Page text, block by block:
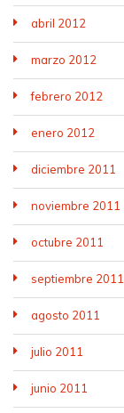
abril 2012
marzo 2012
febrero 2012
enero 2012
diciembre 2011
noviembre 2011
octubre 2011
septiembre 2011
agosto 2011
julio 2011
junio 2011